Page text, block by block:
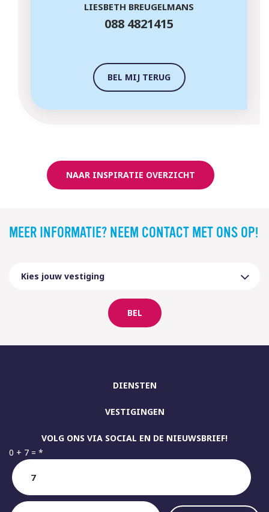
LIESBETH BREUGELMANS
088 4821415
BEL MIJ TERUG
NAAR INSPIRATIE OVERZICHT
MEER INFORMATIE? NEEM CONTACT MET ONS OP!
BEL
VOLG ONS VIA SOCIAL EN DE NIEUWSBRIEF!
0 + 7 = *
DIENSTEN
VESTIGINGEN